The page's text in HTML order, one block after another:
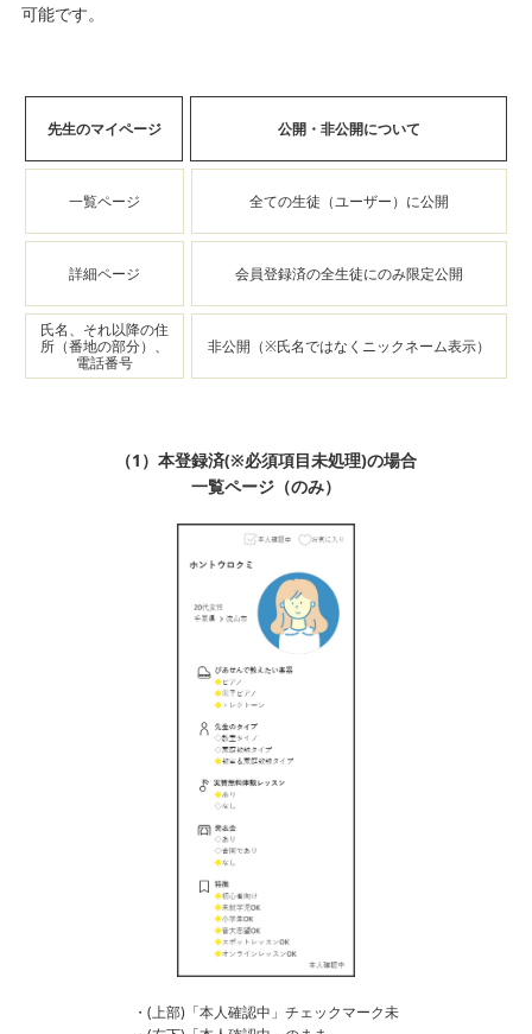
可能です。
先生のマイページ 公開・非公開について
一覧ページ 全ての生徒（ユーザー）に公開
詳細ページ 会員登録済の全生徒にのみ限定公開
氏名、それ以降の住
所（番地の部分）、
電話番号
非公開 （※氏名ではなくニックネーム表示）
（1）本登録済(※必須項目未処理)の場合
一覧ページ（のみ）
・(上部)「本人確認中」チェックマーク未